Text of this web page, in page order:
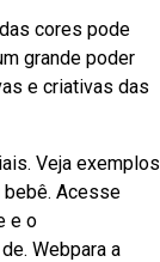
cores pode
grande poder
e criativas das
Veja exemplos
bebê. Acesse
e o
Webpara a